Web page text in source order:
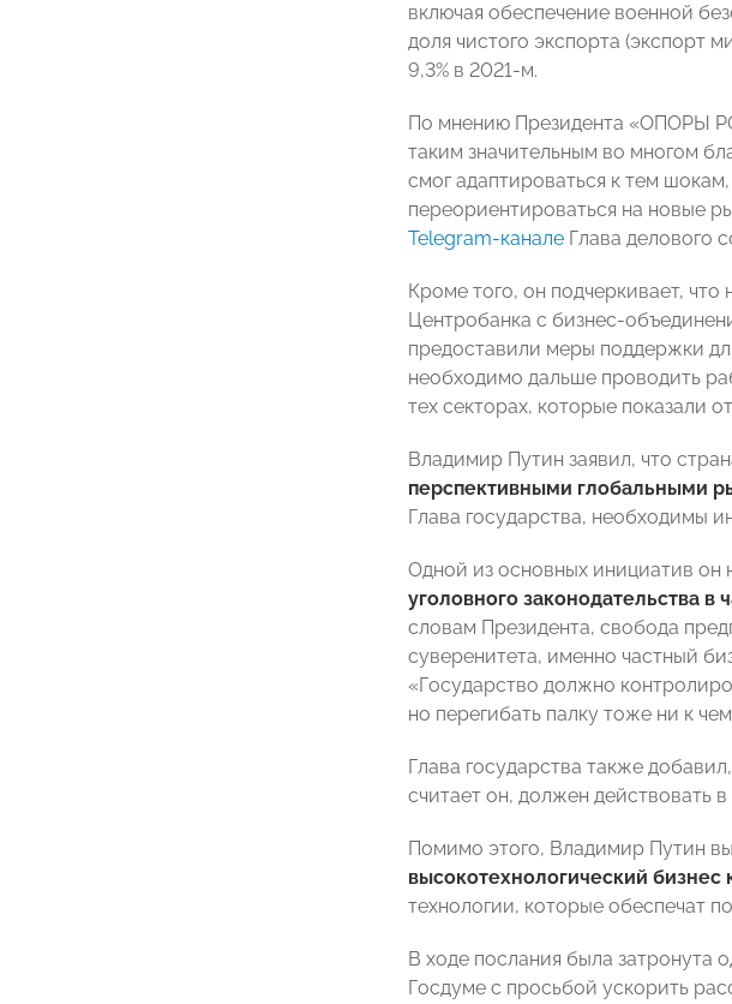
включая обеспечение военной
доля чистого экспорта (экспорт
9,3% в 2021-м.
По мнению Президента «ОПОРЫ
таким значительным во многом
смог адаптироваться к тем
переориентироваться на новые
Telegram-канале Глава делового
Кроме того, он подчеркивает,
Центробанка с бизнес-
предоставили меры поддержки
необходимо дальше проводить
тех секторах, которые показали
Владимир Путин заявил, что
перспективными глобальными
Глава государства, необходимы
Одной из основных инициатив он
уголовного законодательства в
словам Президента, свобода
суверенитета, именно частный
«Государство должно
но перегибать палку тоже ни к
Глава государства также
считает он, должен действовать
Помимо этого, Владимир Путин
высокотехнологический
технологии, которые обеспечат
В ходе послания была затронута
Госдуме с просьбой ускорить